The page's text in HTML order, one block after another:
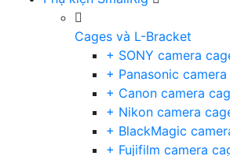
Cages và L-Bracket
+ SONY camera
+ Panasonic
+ Canon camera
+ Nikon camera
+ BlackMagic
+ Fujifilm camera